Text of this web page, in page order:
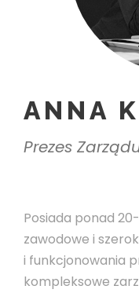
ANNA
Prezes
Posiada ponad
zawodowe i
i funkcjonowania
kompleksowe